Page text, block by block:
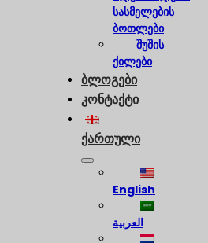
სასმელების
ბოთლები
შუშის
ქილები
ბლოგები
კონტაქტი
ქართული
English
العربية